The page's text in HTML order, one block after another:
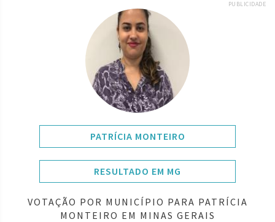
PUBLICIDADE
PATRÍCIA MONTEIRO
RESULTADO EM MG
VOTAÇÃO POR MUNICÍPIO PARA PATRÍCIA
MONTEIRO EM MINAS GERAIS